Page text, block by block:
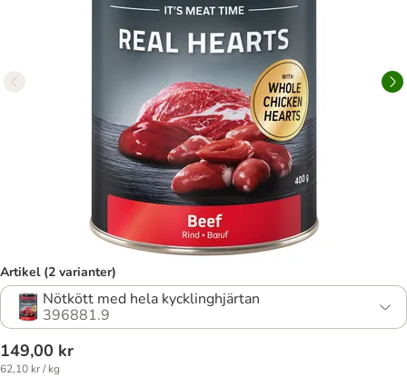
Artikel (2 varianter)
Nötkött med hela kycklinghjärtan
396881.9
149,00 kr
62,10 kr / kg